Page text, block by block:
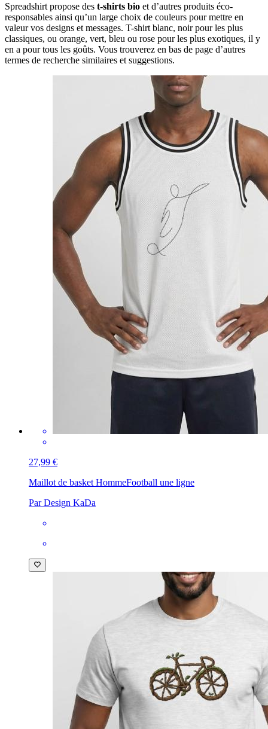
Spreadshirt propose des t-shirts bio et d’autres produits éco-
responsables ainsi qu’un large choix de couleurs pour mettre en
valeur vos designs et messages. T-shirt blanc, noir pour les plus
classiques, ou orange, vert, bleu ou rose pour les plus exotiques, il y
en a pour tous les goûts. Vous trouverez en bas de page d’autres
termes de recherche similaires et suggestions.
27,99 €
Maillot de basket HommeFootball une ligne
Par Design KaDa